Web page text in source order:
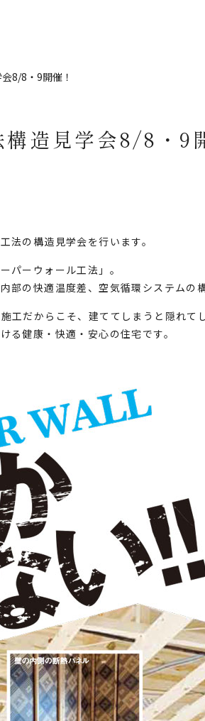
8/8・9開催！
造見学会8/8・9
法の構造見学会を行います。
パーウォール工法」。
部の快適温度差、空気循環システム
工だからこそ、建ててしまうと隠れて
る健康・快適・安心の住宅です。